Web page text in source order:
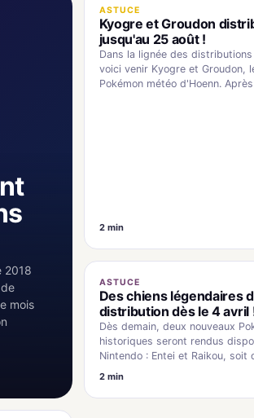
2018
mois
ASTUCE
Kyogre et Groudon
jusqu'au 25 août !
Dans la lignée des
voici venir Kyogre et Groudon,
Pokémon météo d'Hoenn.
2 min
ASTUCE
Des chiens légendaires
distribution dès le 4 avril
Dès demain, deux nouveaux
historiques seront rendus
Nintendo : Entei et Raikou, soit
des Bêtes Légendaires.
2 min